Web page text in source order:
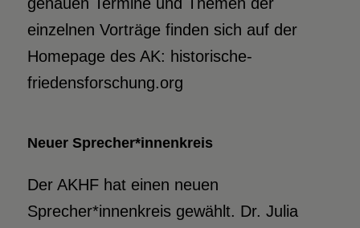
einzelnen Vorträge finden sich auf der
Homepage des AK: historische-
friedensforschung.org
Neuer Sprecher*innenkreis
Der AKHF hat einen neuen
Sprecher*innenkreis gewählt. Dr. Julia